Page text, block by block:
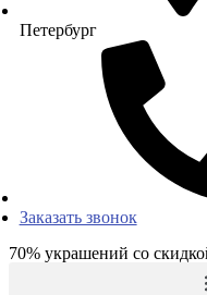
Петербург
Заказать звонок
70% украшений со